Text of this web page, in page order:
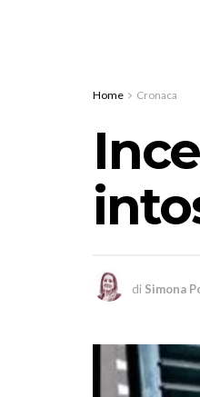
Home Cronaca
di Simona